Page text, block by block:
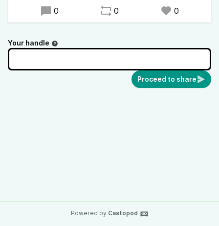
0 0 0
Your handle
Proceed to share
Powered by Castopod